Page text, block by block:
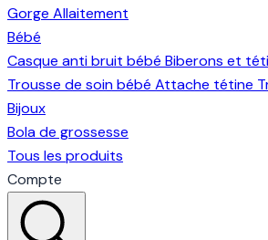
Gorge Allaitement
Bébé
Casque anti bruit bébé Biberons et
Trousse de soin bébé Attache tétine
Bijoux
Bola de grossesse
Tous les produits
Compte